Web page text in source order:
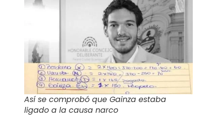
Así se comprobó que Gainza estaba
ligado a la causa narco